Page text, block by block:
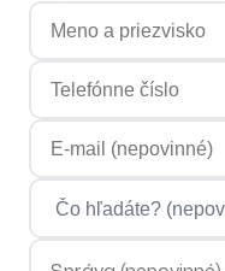
Meno a priezvisko
Telefónne číslo
E-mailová adresa
Čo hľadáte?
Správa